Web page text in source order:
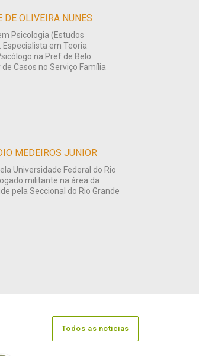
DE OLIVEIRA NUNES
Psicologia (Estudos
Especialista em Teoria
na Pref de Belo
Casos no Serviço Família
MEDEIROS JUNIOR
Universidade Federal do Rio
militante na área da
pela Seccional do Rio Grande
Todos as noticias